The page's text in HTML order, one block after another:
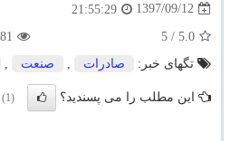
1397/09/12
21:55:29
5.0
/ 5
تگهای خبر:
صادرات , صنعت ,
این مطلب را می پسندید؟ (1)